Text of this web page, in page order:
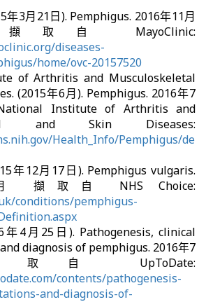
年3月21日). Pemphigus. 2016年11月
自 MayoClinic:
diseases-
home/ovc-20157520
of Arthritis and Musculoskeletal
(2015年6月). Pemphigus. 2016年7
Institute of Arthritis and
and Skin Diseases:
Health_Info/Pemphigus/de
年12月17日). Pemphigus vulgaris.
擷取自 NHS Choice:
conditions/pemphigus-
年4月25日). Pathogenesis, clinical
diagnosis of pemphigus. 2016年7
自 UpToDate:
contents/pathogenesis-
and-diagnosis-of-